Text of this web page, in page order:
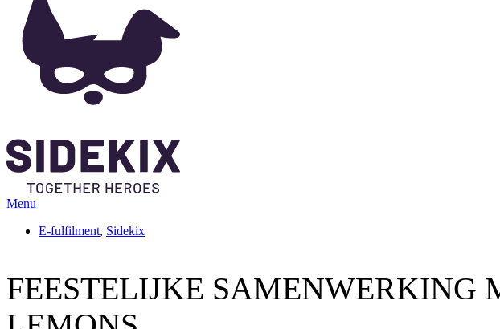
Menu
E-fulfilment, Sidekix
FEESTELIJKE SAMENWERKING